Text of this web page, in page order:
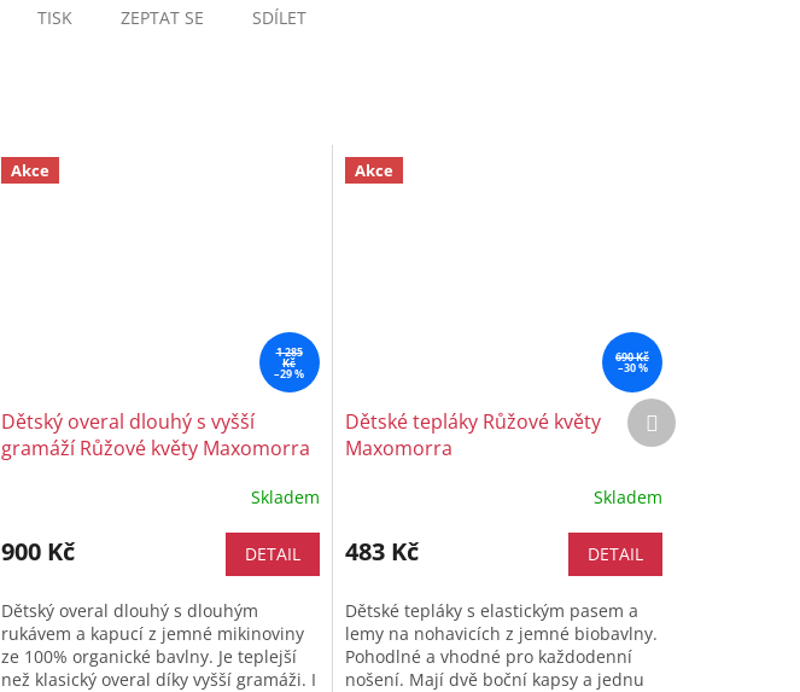
TISK ZEPTAT SE SDÍLET
Akce
1 285
Kč
–29 %
Dětský overal dlouhý s vyšší
gramáží Růžové květy Maxomorra
Skladem
900 Kč DETAIL
Dětský overal dlouhý s dlouhým
rukávem a kapucí z jemné mikinoviny
ze 100% organické bavlny. Je teplejší
než klasický overal díky vyšší gramáži. I
Akce
690 Kč
–30 %
Dětské tepláky Růžové květy
Maxomorra
Skladem
483 Kč DETAIL
Dětské tepláky s elastickým pasem a
lemy na nohavicích z jemné biobavlny.
Pohodlné a vhodné pro každodenní
nošení. Mají dvě boční kapsy a jednu
Další
produkt